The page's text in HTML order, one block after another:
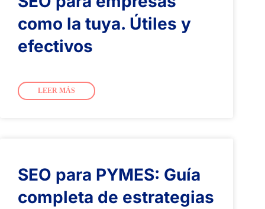
como la tuya. Útiles y
efectivos
LEER MÁS
SEO para PYMES: Guía
completa de estrategias